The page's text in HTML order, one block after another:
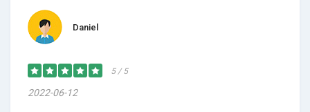
Daniel
5 / 5
2022-06-12